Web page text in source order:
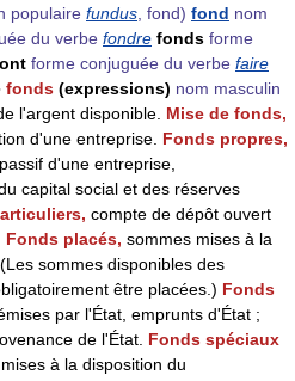
populaire fundus , fond) fond nom
du verbe fondre fonds forme
forme conjuguée du verbe faire
fonds (expressions) nom masculin
l'argent disponible. Mise de fonds,
d'une entreprise. Fonds propres,
d'une entreprise,
capital social et des réserves
compte de dépôt ouvert
Fonds placés, sommes mises à la
sommes disponibles des
être placées.) Fonds
par l'État, emprunts d'État ;
de l'État. Fonds spéciaux
à la disposition du